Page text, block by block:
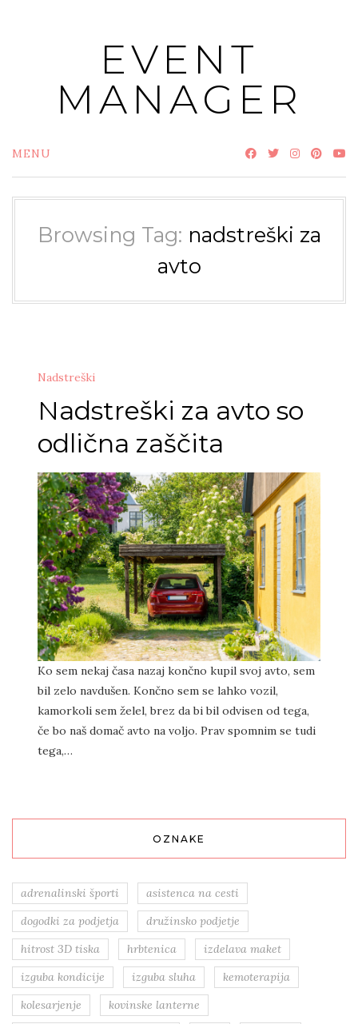
EVENT
MANAGER
MENU
Browsing Tag: nadstreški za
avto
Nadstreški
Nadstreški za avto so
odlična zaščita
Ko sem nekaj časa nazaj končno kupil svoj avto, sem
bil zelo navdušen. Končno sem se lahko vozil,
kamorkoli sem želel, brez da bi bil odvisen od tega,
če bo naš domač avto na voljo. Prav spomnim se tudi
tega,…
OZNAKE
adrenalinski športi
asistenca na cesti
dogodki za podjetja
družinsko podjetje
hitrost 3D tiska
hrbtenica
izdelava maket
izguba kondicije
izguba sluha
kemoterapija
kolesarjenje
kovinske lanterne